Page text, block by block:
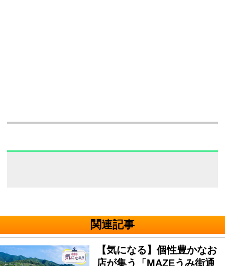
関連記事
【気になる】個性豊かなお
店が集う「MAZEうみ街通